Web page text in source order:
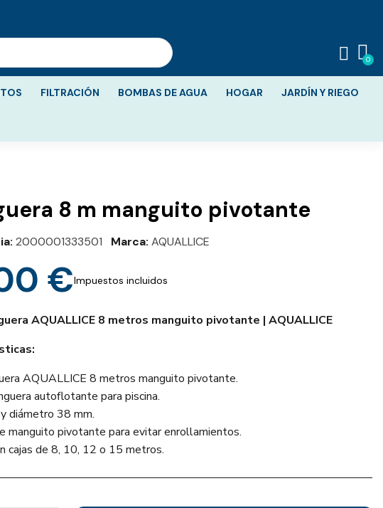
FILTRACIÓN BOMBAS DE AGUA HOGAR JARDÍN Y RIEGO
8 m manguito pivotante
2000001333501 Marca AQUALLICE
€Impuestos incluidos
AQUALLICE 8 metros manguito pivotante | AQUALLICE
AQUALLICE 8 metros manguito pivotante.
autoflotante para piscina.
diámetro 38 mm.
manguito pivotante para evitar enrollamientos.
cajas de 8, 10, 12 o 15 metros.